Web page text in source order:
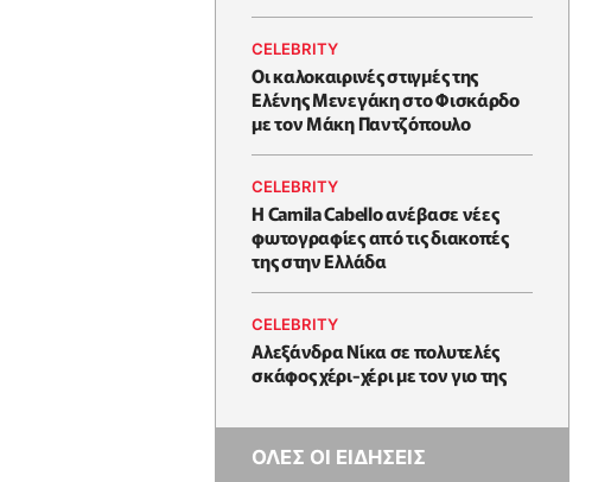
CELEBRITY
Oι καλοκαιρινές στιγμές της
Ελένης Μενεγάκη στο Φισκάρδο
με τον Μάκη Παντζόπουλο
CELEBRITY
Η Camila Cabello ανέβασε νέες
φωτογραφίες από τις διακοπές
της στην Ελλάδα
CELEBRITY
Αλεξάνδρα Νίκα σε πολυτελές
σκάφος χέρι-χέρι με τον γιο της
ΟΛΕΣ ΟΙ ΕΙΔΗΣΕΙΣ